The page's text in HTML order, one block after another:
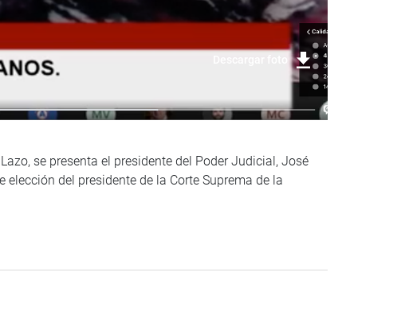
se presenta el presidente del Poder Judicial, José
del presidente de la Corte Suprema de la